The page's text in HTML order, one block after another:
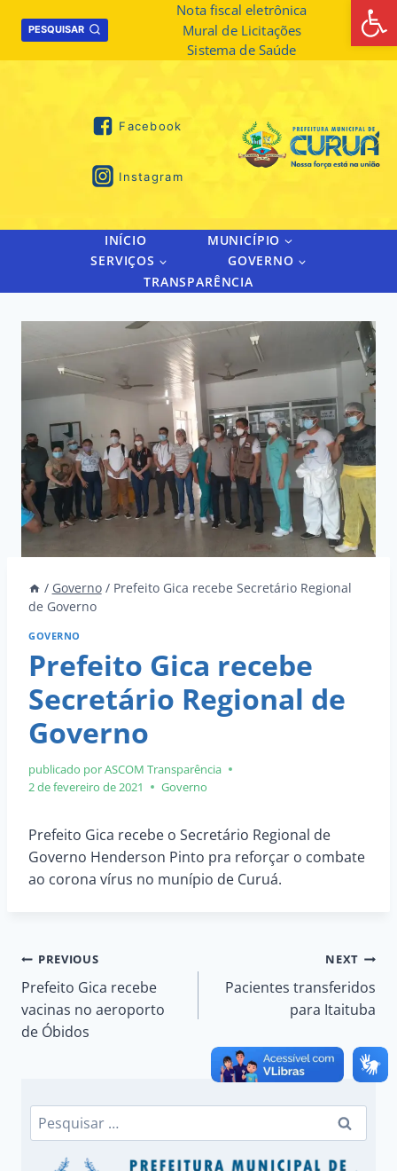
PESQUISAR
Nota fiscal eletrônica
Mural de Licitações
Sistema de Saúde
Facebook
Instagram
INÍCIO
MUNICÍPIO
SERVIÇOS
GOVERNO
TRANSPARÊNCIA
/ Governo / Prefeito Gica recebe Secretário Regional
de Governo
GOVERNO
Prefeito Gica recebe
Secretário Regional de
Governo
publicado por ASCOM Transparência
2 de fevereiro de 2021
Governo
Prefeito Gica recebe o Secretário Regional de
Governo Henderson Pinto pra reforçar o combate
ao corona vírus no munípio de Curuá.
Navegação
de
Post
PREVIOUS
Prefeito Gica recebe
vacinas no aeroporto
de Óbidos
NEXT
Pacientes transferidos
para Itaituba
Pesquisar
por: